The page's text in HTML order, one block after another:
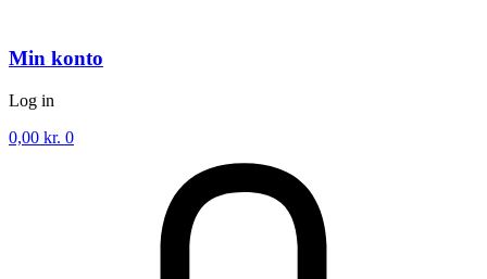
Min konto
Log in
0,00 kr. 0